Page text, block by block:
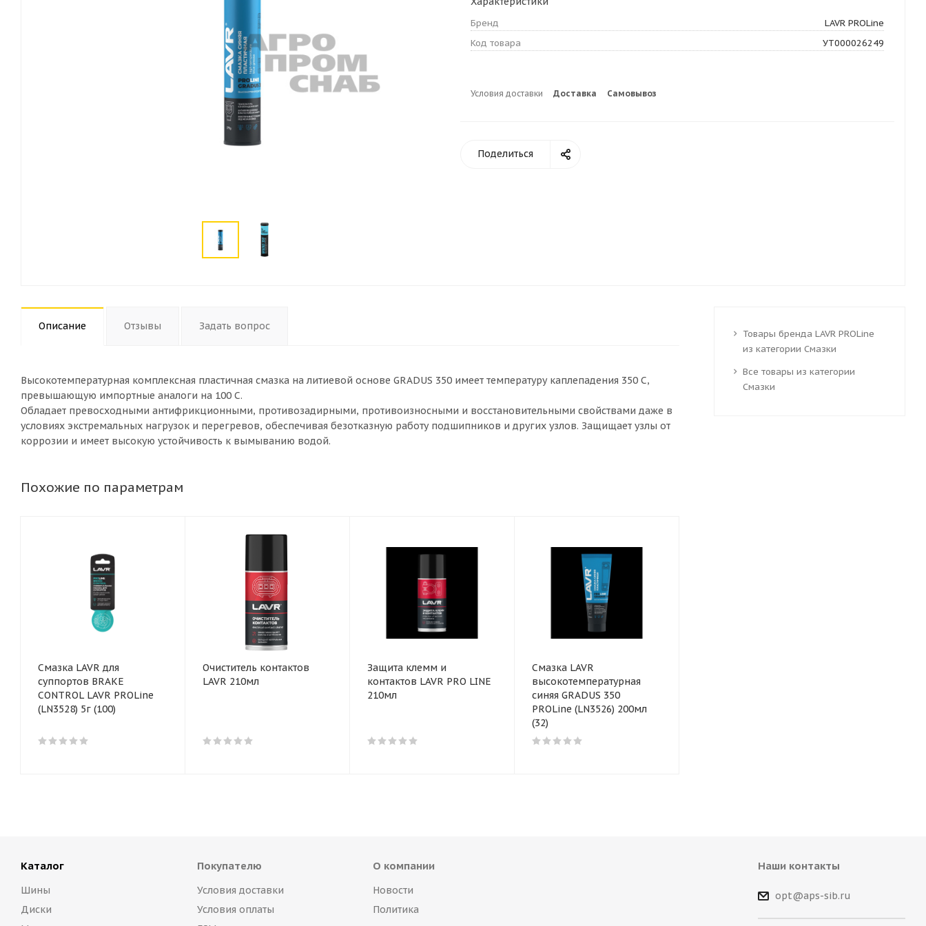
Бренд
LAVR PROLine
Код товара
УТ000026249
Условия доставки Доставка Самовывоз
Поделиться
Описание Отзывы Задать вопрос
Высокотемпературная комплексная пластичная смазка на литиевой основе GRADUS 350 имеет температуру каплепадения 350 С,
превышающую импортные аналоги на 100 С.
Обладает превосходными антифрикционными, противозадирными, противоизносными и восстановительными свойствами даже в
условиях экстремальных нагрузок и перегревов, обеспечивая безотказную работу подшипников и других узлов. Защищает узлы от
коррозии и имеет высокую устойчивость к вымыванию водой.
Похожие по параметрам
Смазка LAVR для
суппортов BRAKE
CONTROL LAVR PROLine
(LN3528) 5г (100)
Очиститель контактов
LAVR 210мл
Защита клемм и
контактов LAVR PRO LINE
210мл
Смазка LAVR
высокотемпературная
синяя GRADUS 350
PROLine (LN3526) 200мл
(32)
Товары бренда LAVR PROLine
из категории Смазки
Все товары из категории
Смазки
Каталог
Шины
Диски
Покупателю
Условия доставки
Условия оплаты
О компании
Новости
Политика
Наши контакты
opt@aps-sib.ru